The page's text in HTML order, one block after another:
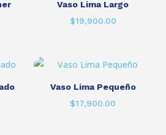
Vaso Lima Largo
$19,900.00
Vaso Lima Pequeño
$17,900.00